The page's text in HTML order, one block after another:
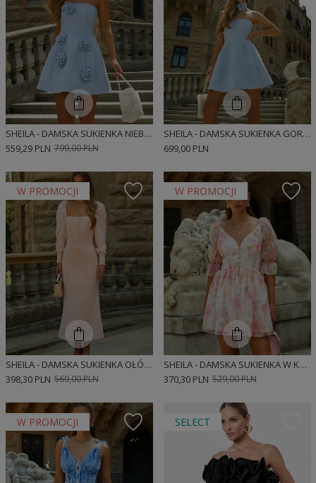
SHEILA - DAMSKA SUKIENKA NIEBIESKA Z RÓŻAMI MINI 'RIVIERA'
799,00 PLN
559,29 PLN
SHEILA - DAMSKA SUKIENKA GORSETOWA NIEBIESKA MINI 'BELLE'
699,00 PLN
W PROMOCJI
SHEILA - DAMSKA SUKIENKA OŁÓWKOWA PUDROWY RÓŹ MIDI 'JASMINE'
569,00 PLN
398,30 PLN
W PROMOCJI
SHEILA - DAMSKA SUKIENKA W KWIATY MINI 'FLEUR'
529,00 PLN
370,30 PLN
W PROMOCJI SELECT